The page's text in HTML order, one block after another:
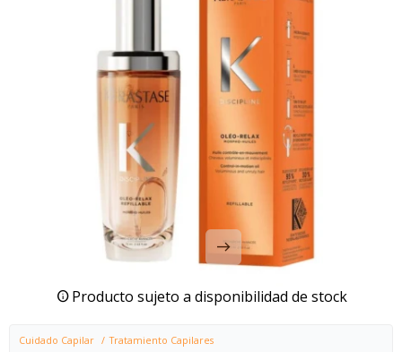
Producto sujeto a disponibilidad de stock
Cuidado Capilar Tratamiento Capilares